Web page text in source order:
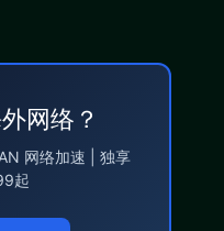
网络？
网络加速 | 独享
起